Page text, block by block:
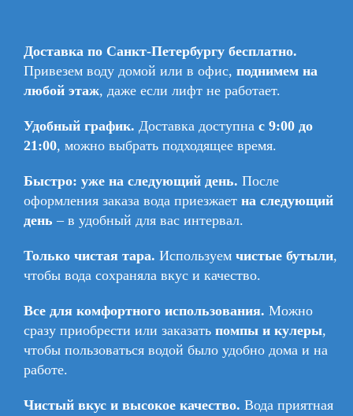
Доставка по Санкт-Петербургу бесплатно.
Привезем воду домой или в офис, поднимем на
любой этаж, даже если лифт не работает.
Удобный график. Доставка доступна с 9:00 до
21:00, можно выбрать подходящее время.
Быстро: уже на следующий день. После
оформления заказа вода приезжает на следующий
день – в удобный для вас интервал.
Только чистая тара. Используем чистые бутыли,
чтобы вода сохраняла вкус и качество.
Все для комфортного использования. Можно
сразу приобрести или заказать помпы и кулеры,
чтобы пользоваться водой было удобно дома и на
работе.
Чистый вкус и высокое качество. Вода приятная